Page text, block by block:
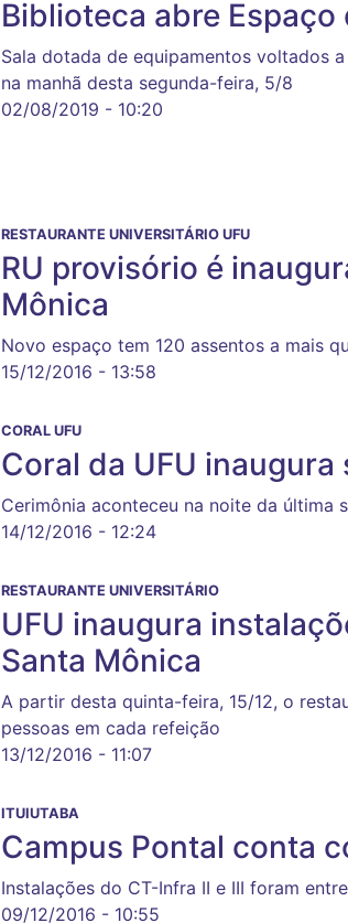
Biblioteca abre
Sala dotada de equipamentos voltados
na manhã desta segunda-feira, 5/8
02/08/2019 - 10:20
RESTAURANTE UNIVERSITÁRIO UFU
RU provisório é
Mônica
Novo espaço tem 120 assentos a mais
15/12/2016 - 13:58
CORAL UFU
Coral da UFU inaugura
Cerimônia aconteceu na noite da última
14/12/2016 - 12:24
RESTAURANTE UNIVERSITÁRIO
UFU inaugura
Santa Mônica
A partir desta quinta-feira, 15/12, o
pessoas em cada refeição
13/12/2016 - 11:07
ITUIUTABA
Campus Pontal conta
Instalações do CT-Infra II e III foram
09/12/2016 - 10:55